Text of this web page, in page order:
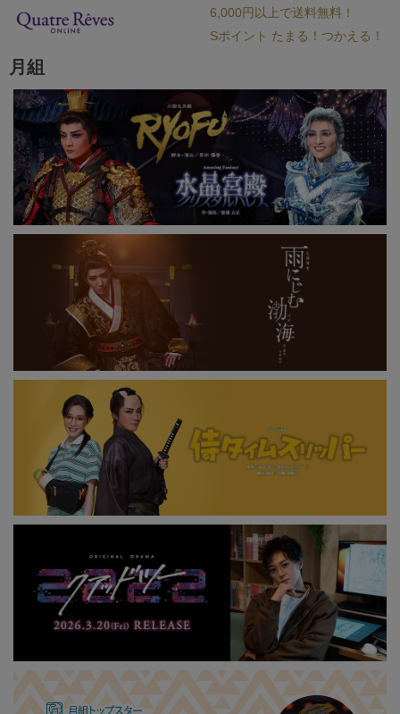
6,000円以上で送料無料！
Sポイント たまる！つかえる！
月組